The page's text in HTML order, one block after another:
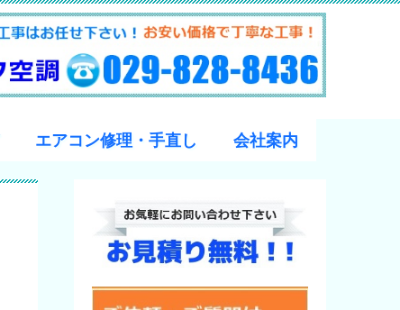
エアコン修理・手直し 会社案内